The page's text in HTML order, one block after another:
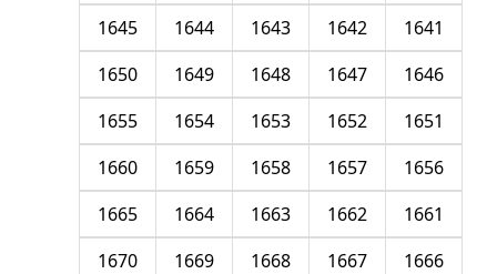
1641
1642
1643
1644
1645
1646
1647
1648
1649
1650
1651
1652
1653
1654
1655
1656
1657
1658
1659
1660
1661
1662
1663
1664
1665
1666
1667
1668
1669
1670